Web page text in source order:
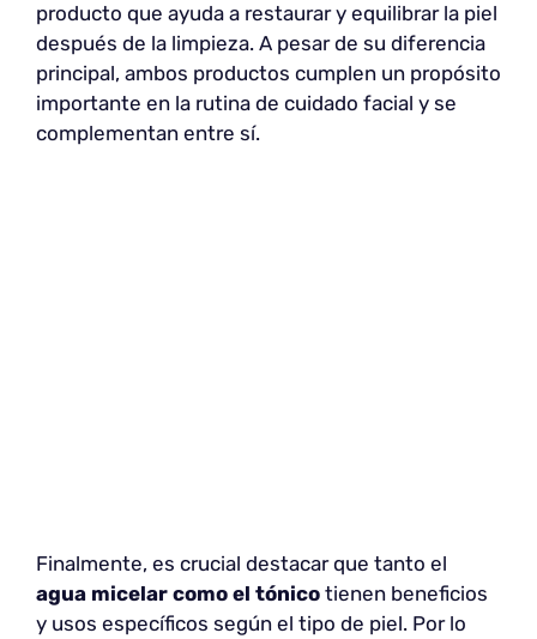
producto que ayuda a restaurar y equilibrar la piel
después de la limpieza. A pesar de su diferencia
principal, ambos productos cumplen un propósito
importante en la rutina de cuidado facial y se
complementan entre sí.
Finalmente, es crucial destacar que tanto el
agua micelar como el tónico tienen beneficios
y usos específicos según el tipo de piel. Por lo